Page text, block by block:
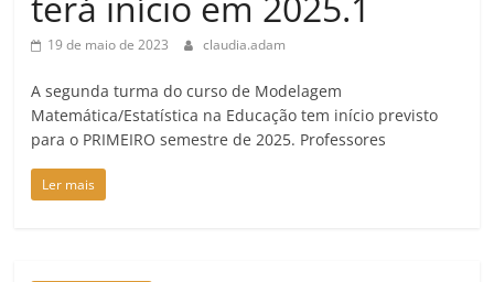
19 de maio de 2023 claudia.adam
A segunda turma do curso de Modelagem
Matemática/Estatística na Educação tem início previsto
para o PRIMEIRO semestre de 2025. Professores
Ler mais